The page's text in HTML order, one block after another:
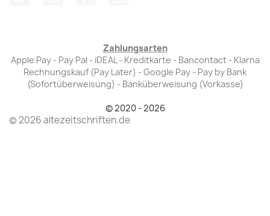
Zahlungsarten
Apple Pay - Pay Pal - iDEAL - Kreditkarte - Bancontact - Klarna
Rechnungskauf (Pay Later) - Google Pay - Pay by Bank
(Sofortüberweisung) - Banküberweisung (Vorkasse)
© 2020 - 2026
© 2026 altezeitschriften.de